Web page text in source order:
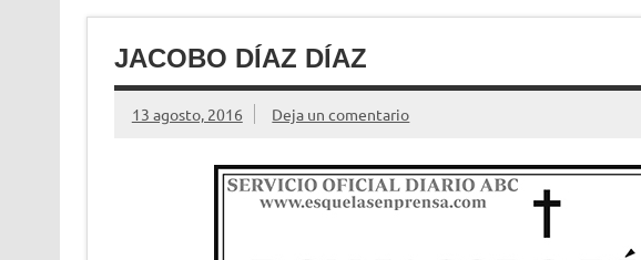
JACOBO DÍAZ DÍAZ
13 agosto, 2016 Deja un comentario